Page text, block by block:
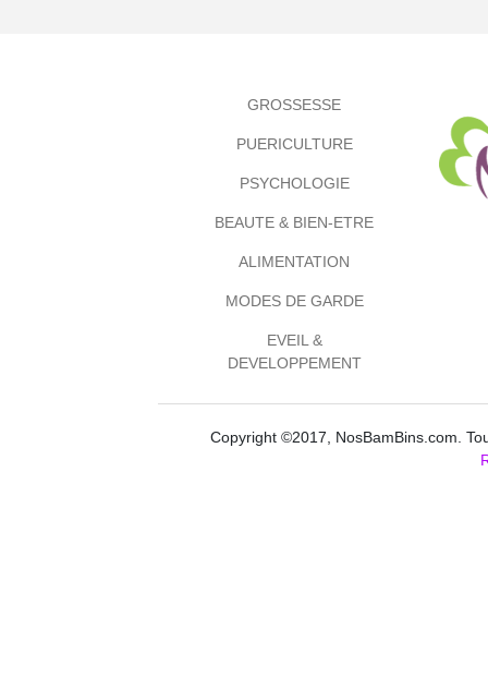
GROSSESSE
PUERICULTURE
PSYCHOLOGIE
BEAUTE & BIEN-ETRE
ALIMENTATION
MODES DE GARDE
EVEIL &
DEVELOPPEMENT
Copyright ©2017, NosBamBins.com.